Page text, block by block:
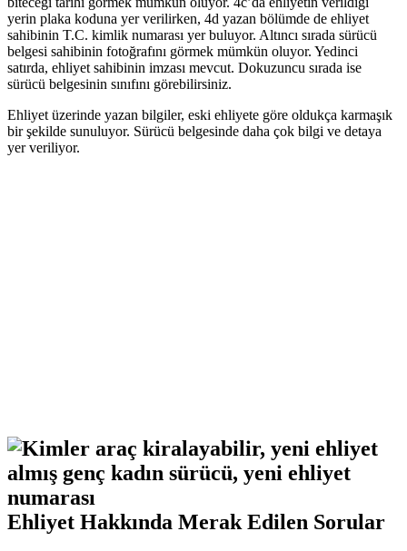
yerin plaka koduna yer verilirken, 4d yazan bölümde de ehliyet
sahibinin T.C. kimlik numarası yer buluyor. Altıncı sırada sürücü
belgesi sahibinin fotoğrafını görmek mümkün oluyor. Yedinci
satırda, ehliyet sahibinin imzası mevcut. Dokuzuncu sırada ise
sürücü belgesinin sınıfını görebilirsiniz.
Ehliyet üzerinde yazan bilgiler, eski ehliyete göre oldukça karmaşık
bir şekilde sunuluyor. Sürücü belgesinde daha çok bilgi ve detaya
yer veriliyor.
Ehliyet Hakkında Merak Edilen Sorular